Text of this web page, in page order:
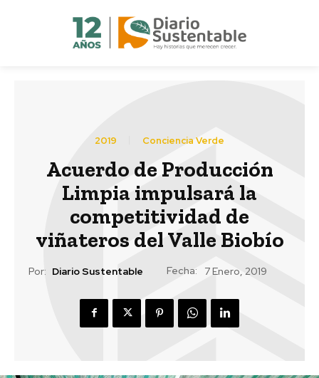
2019 Conciencia Verde
Acuerdo de Producción
Limpia impulsará la
competitividad de
viñateros del Valle Biobío
Por: Diario Sustentable Fecha: 7 Enero, 2019